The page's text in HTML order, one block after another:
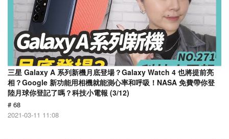
三星 Galaxy A 系列新機月底登場？Galaxy Watch 4 也將提前亮
相？Google 新功能用相機就能測心率和呼吸！NASA 免費帶你登
陸月球你登記了嗎？科技小電報 (3/12)
# 68
2021-03-11 11:08